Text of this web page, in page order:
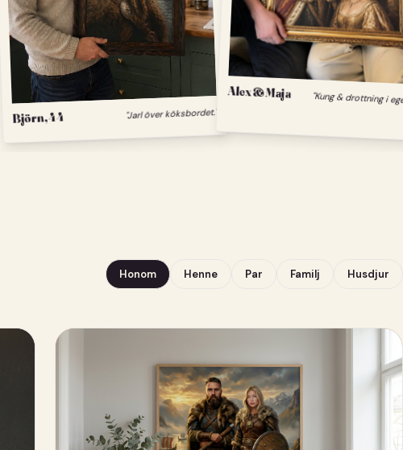
Björn, 44 "Jarl över köksbordet."
Alex & Maja "Kung & drottning i
Honom Henne Par Familj Husdjur